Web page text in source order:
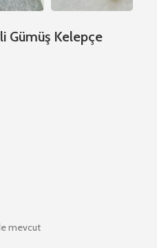
Gümüş Kelepçe
mevcut